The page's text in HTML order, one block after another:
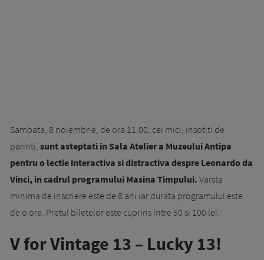
Sambata, 8 noiembrie, de ora 11.00, cei mici, insotiti de
parinti, sunt asteptati in Sala Atelier a Muzeului Antipa
pentru o lectie interactiva si distractiva despre Leonardo da
Vinci, in cadrul programului Masina Timpului. Varsta
minima de inscriere este de 8 ani iar durata programului este
de o ora. Pretul biletelor este cuprins intre 50 si 100 lei.
V for Vintage 13 – Lucky 13!